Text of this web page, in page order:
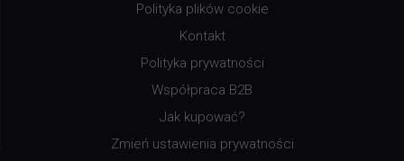
Polityka plików cookie
Kontakt
Polityka prywatności
Współpraca B2B
Jak kupować?
Zmień ustawienia prywatności